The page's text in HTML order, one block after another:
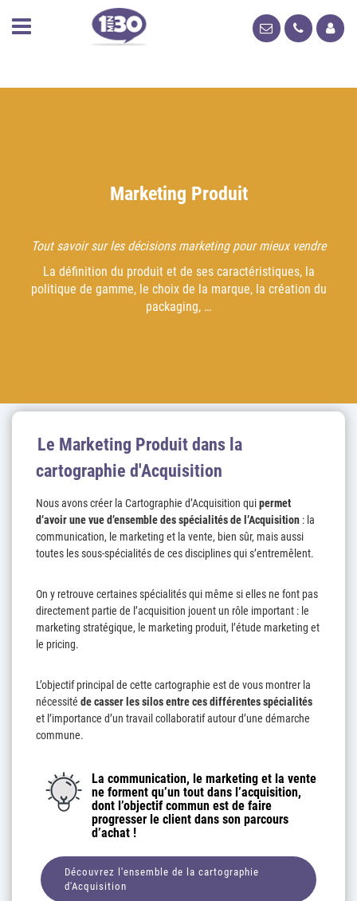
Marketing Produit
Tout savoir sur les décisions marketing pour mieux vendre
La définition du produit et de ses caractéristiques, la
politique de gamme, le choix de la marque, la création du
packaging, …
Le Marketing Produit dans la
cartographie d'Acquisition
Nous avons créer la Cartographie d’Acquisition quipermet
d’avoir une vue d’ensemble des spécialités de l’Acquisition : la
communication, le marketing et la vente, bien sûr, mais aussi
toutes les sous-spécialités de ces disciplines qui s’entremêlent.
On y retrouve certaines spécialités qui même si elles ne font pas
directement partie de l’acquisition jouent un rôle important : le
marketing stratégique, le marketing produit, l’étude marketing et
le pricing.
L’objectif principal de cette cartographie est de vous montrer la
nécessité de casser les silos entre ces différentes spécialités
et l’importance d’un travail collaboratif autour d’une démarche
commune.
La communication, le marketing et la vente
ne forment qu’un tout dans l’acquisition,
dont l’objectif commun est de faire
progresser le client dans son parcours
d’achat !
Découvrez l'ensemble de la cartographie
d'Acquisition